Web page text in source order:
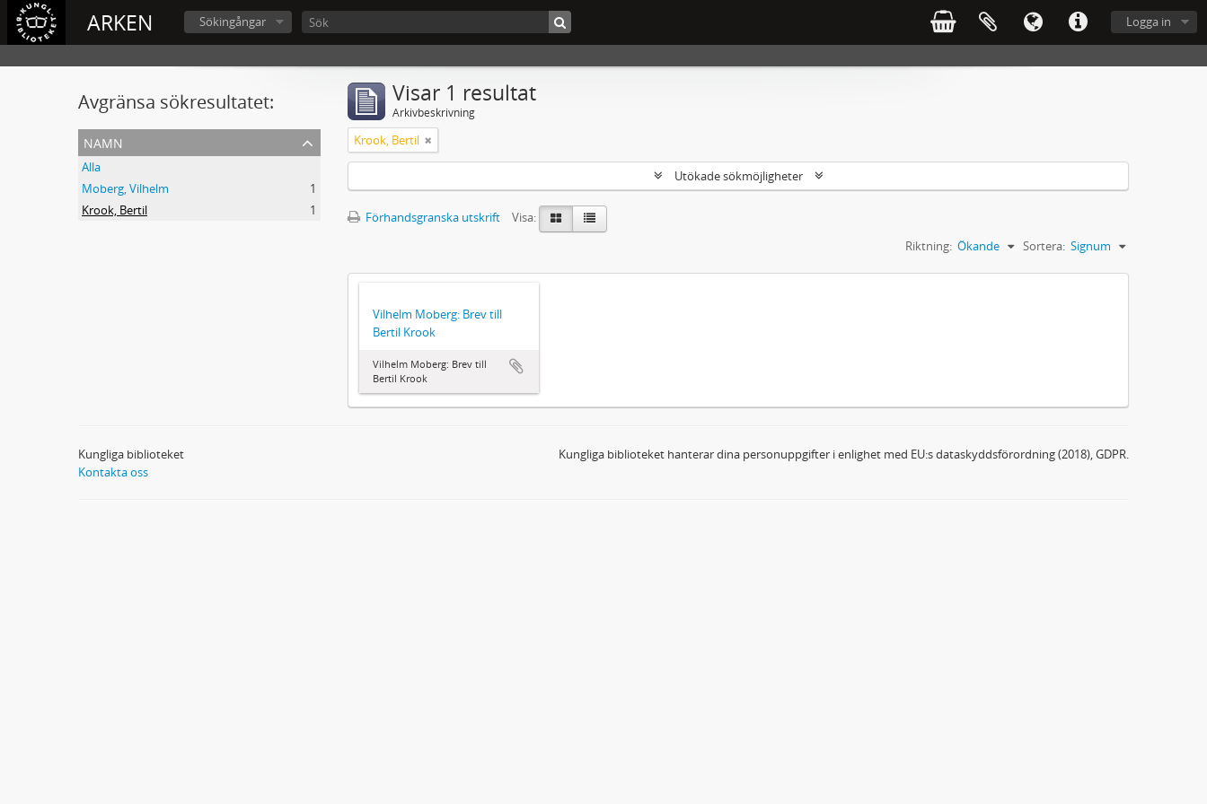
ARKEN Logga in
Sökingångar
Avgränsa sökresultatet:
namn
Alla
Moberg, Vilhelm
1
Krook, Bertil
1
Visar 1 resultat
Arkivbeskrivning
Krook, Bertil
Utökade sökmöjligheter
Förhandsgranska utskrift
Visa:
Sortera: Signum
Riktning: Ökande
Vilhelm Moberg: Brev till
Bertil Krook
Vilhelm Moberg: Brev till
Bertil Krook
Kungliga biblioteket
Kontakta oss
Kungliga biblioteket hanterar dina personuppgifter i enlighet med EU:s dataskyddsförordning (2018), GDPR.